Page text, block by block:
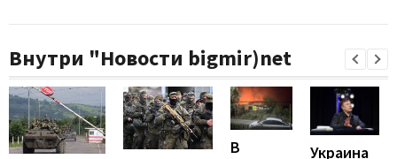
Внутри "Новости bigmir)net
В
Украина